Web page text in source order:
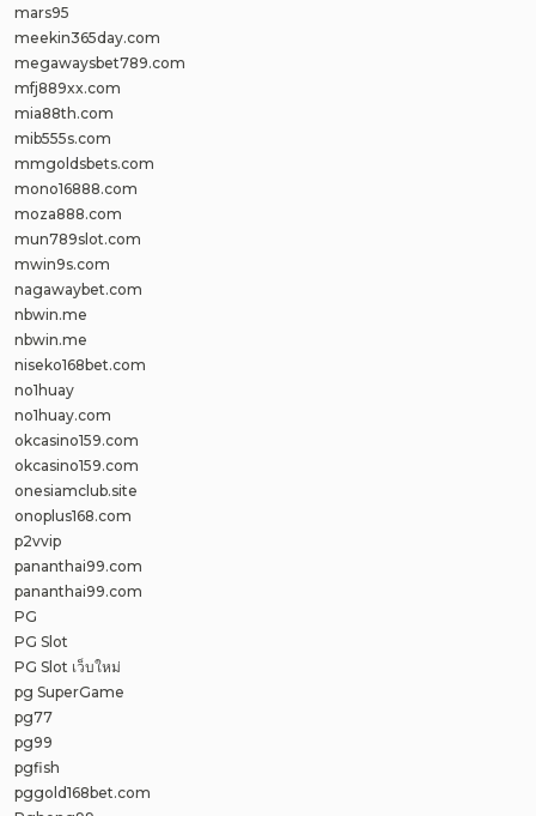
mars95
meekin365day.com
megawaysbet789.com
mfj889xx.com
mia88th.com
mib555s.com
mmgoldsbets.com
mono16888.com
moza888.com
mun789slot.com
mwin9s.com
nagawaybet.com
nbwin.me
nbwin.me
niseko168bet.com
no1huay
no1huay.com
okcasino159.com
okcasino159.com
onesiamclub.site
onoplus168.com
p2vvip
pananthai99.com
pananthai99.com
PG
PG Slot
PG Slot เว็บใหม่
pg SuperGame
pg77
pg99
pgfish
pggold168bet.com